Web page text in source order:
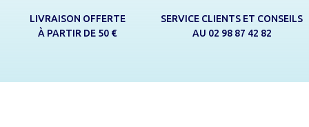
LIVRAISON OFFERTE
À PARTIR DE 50 €
SERVICE CLIENTS ET CONSEILS
AU 02 98 87 42 82